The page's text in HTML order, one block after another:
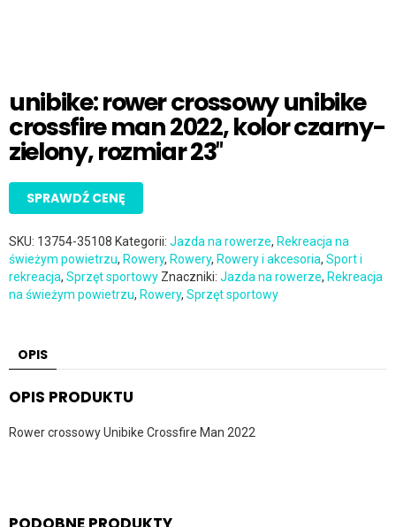
unibike: rower crossowy unibike
crossfire man 2022, kolor czarny-
zielony, rozmiar 23″
SPRAWDŹ CENĘ
SKU: 13754-35108 Kategorii: Jazda na rowerze, Rekreacja na
świeżym powietrzu, Rowery, Rowery, Rowery i akcesoria, Sport i
rekreacja, Sprzęt sportowy Znaczniki: Jazda na rowerze, Rekreacja
na świeżym powietrzu, Rowery, Sprzęt sportowy
OPIS
OPIS PRODUKTU
Rower crossowy Unibike Crossfire Man 2022